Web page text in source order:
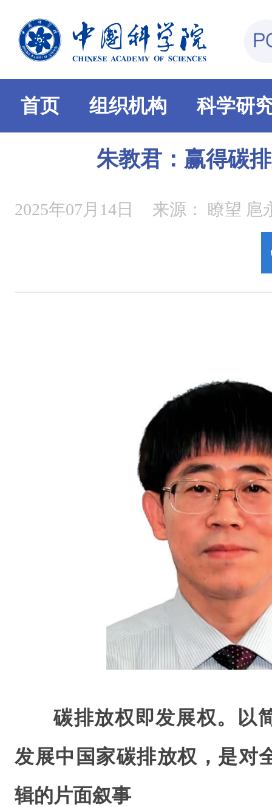
首页 组织机构 科学研
朱教君：赢得碳
2025年07月14日 来源： 瞭望 扈
碳排放权即发展权。以
发展中国家碳排放权，是对
辑的片面叙事